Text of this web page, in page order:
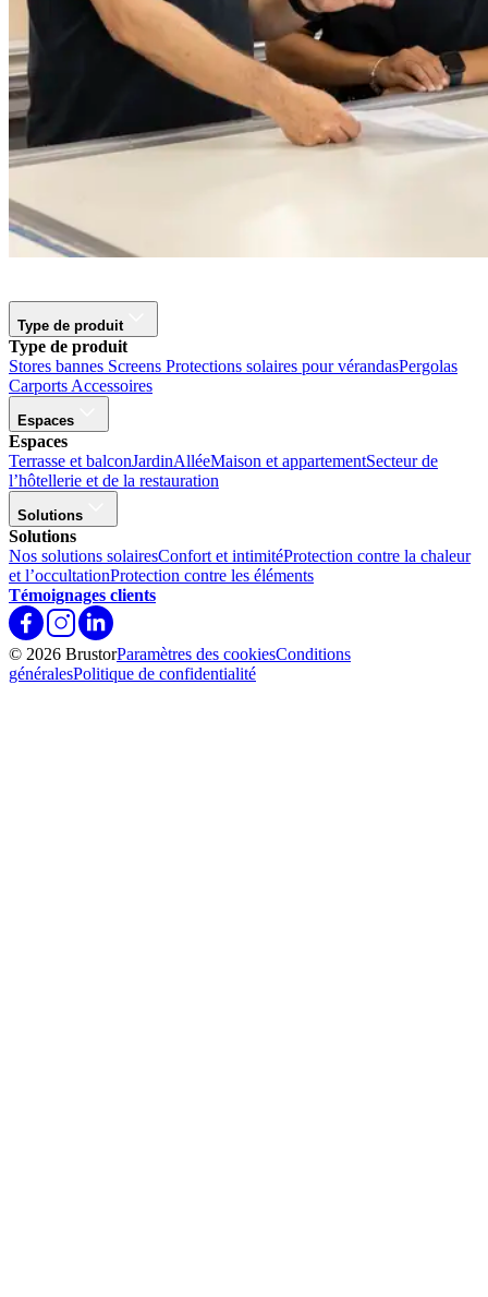
Type de produit
Type de produit
Stores bannes Screens Protections solaires pour vérandasPergolas
Carports Accessoires
Espaces
Espaces
Terrasse et balconJardinAlléeMaison et appartementSecteur de
l’hôtellerie et de la restauration
Solutions
Solutions
Nos solutions solairesConfort et intimitéProtection contre la chaleur
et l’occultationProtection contre les éléments
Témoignages clients
© 2026 BrustorParamètres des cookiesConditions
généralesPolitique de confidentialité